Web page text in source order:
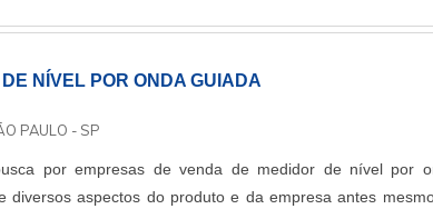
NÍVEL POR ONDA GUIADA
PAULO - SP
por empresas de venda de medidor de nível por
diversos aspectos do produto e da empresa antes